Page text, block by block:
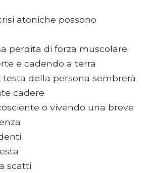
atoniche possono
perdita di forza muscolare
e cadendo a terra
testa della persona sembrerà
cadere
o vivendo una breve
scatti